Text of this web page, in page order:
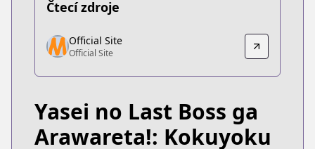
Čtecí zdroje
Official Site
Official Site
https://www.comic-earthstar.jp/detail/
Official Site
Official Site
Yasei no Last Boss ga
Arawareta!: Kokuyoku